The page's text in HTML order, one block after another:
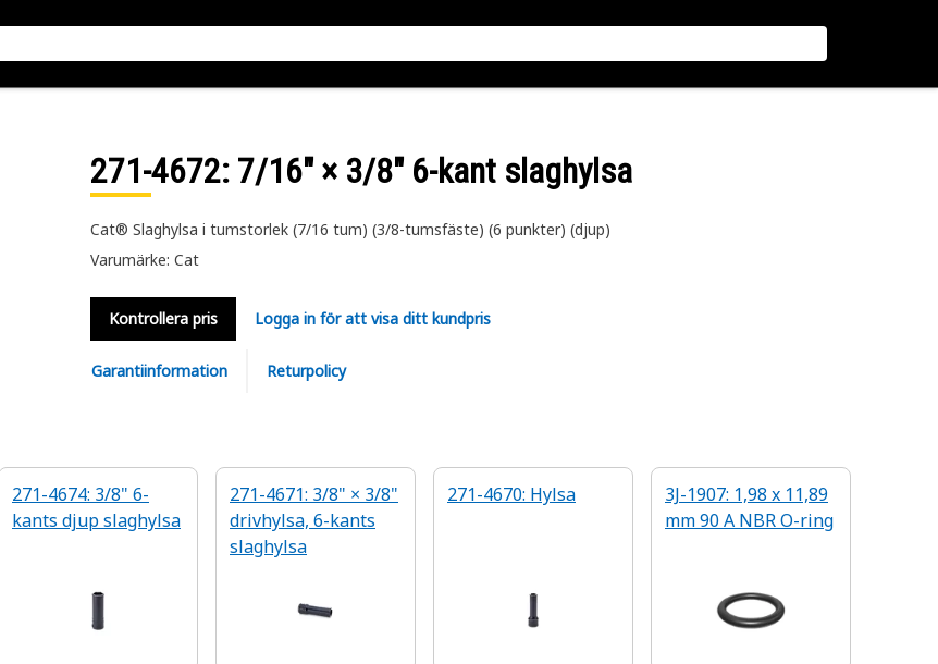
271-4672: 7/16" × 3/8" 6-kant slaghylsa
Cat® Slaghylsa i tumstorlek (7/16 tum) (3/8-tumsfäste) (6 punkter) (djup)
Varumärke: Cat
Kontrollera pris Logga in för att visa ditt kundpris
Garantiinformation Returpolicy
271-4674: 3/8" 6-
kants djup slaghylsa
271-4671: 3/8" × 3/8"
drivhylsa, 6-kants
slaghylsa
271-4670: Hylsa
3J-1907: 1,98 x 11,89
mm 90 A NBR O-ring